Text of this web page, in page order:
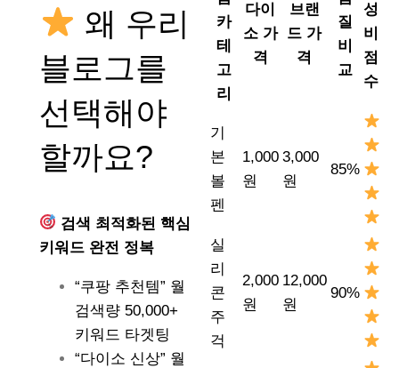
왜 우리
블로그를
선택해야
할까요?
검색 최적화된 핵심
키워드 완전 정복
“쿠팡 추천템” 월
검색량 50,000+
키워드 타겟팅
“다이소 신상” 월
카
테
고
리
다이
소 가
격
브랜
드 가
격
질
비
교
성
비
점
수
기
본
볼
펜
1,000
원
3,000
원
85%
실
리
콘
주
걱
2,000
원
12,000
원
90%